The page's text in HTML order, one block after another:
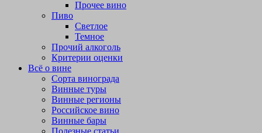
Прочее вино
Пиво
Светлое
Темное
Прочий алкоголь
Критерии оценки
Всё о вине
Сорта винограда
Винные туры
Винные регионы
Российское вино
Винные бары
Полезные статьи